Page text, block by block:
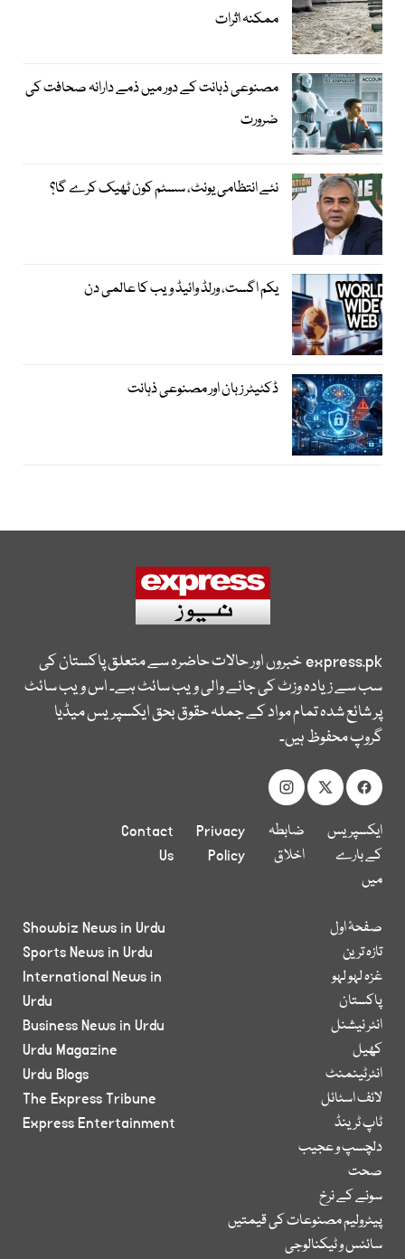
ممکنہ اثرات
مصنوعی ذہانت کے دور میں ذمے دارانہ صحافت کی
ضرورت
نئے انتظامی یونٹ، سسٹم کون ٹھیک کرے گا؟
یکم اگست، ورلڈ وائیڈ ویب کا عالمی دن
ڈکٹیٹر زبان اور مصنوعی ذہانت
express.pkخبروں اور حالات حاضرہ سے متعلق پاکستان کی
سب سے زیادہ وزٹ کی جانے والی ویب سائٹ ہے۔ اس ویب سائٹ
پر شائع شدہ تمام مواد کے جملہ حقوق بحق ایکسپریس میڈیا
گروپ محفوظ ہیں۔
ایکسپریس
کے بارے
میں
ضابطہ
اخلاق
Privacy
Policy
Contact
Us
صفحۂ اول
تازہ ترین
غزہ لہو لہو
پاکستان
انٹر نیشنل
کھیل
انٹرٹینمنٹ
لائف اسٹائل
ٹاپ ٹرینڈ
دلچسپ و عجیب
صحت
سونے کے نرخ
پیٹرولیم مصنوعات کی قیمتیں
سائنس و ٹیکنالوجی
Showbiz News in Urdu
Sports News in Urdu
International News in
Urdu
Business News in Urdu
Urdu Magazine
Urdu Blogs
The Express Tribune
Express Entertainment